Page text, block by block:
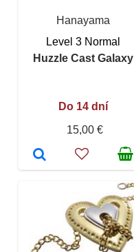
Hanayama
Level 3 Normal
Huzzle Cast Galaxy
Do 14 dní
15,00 €